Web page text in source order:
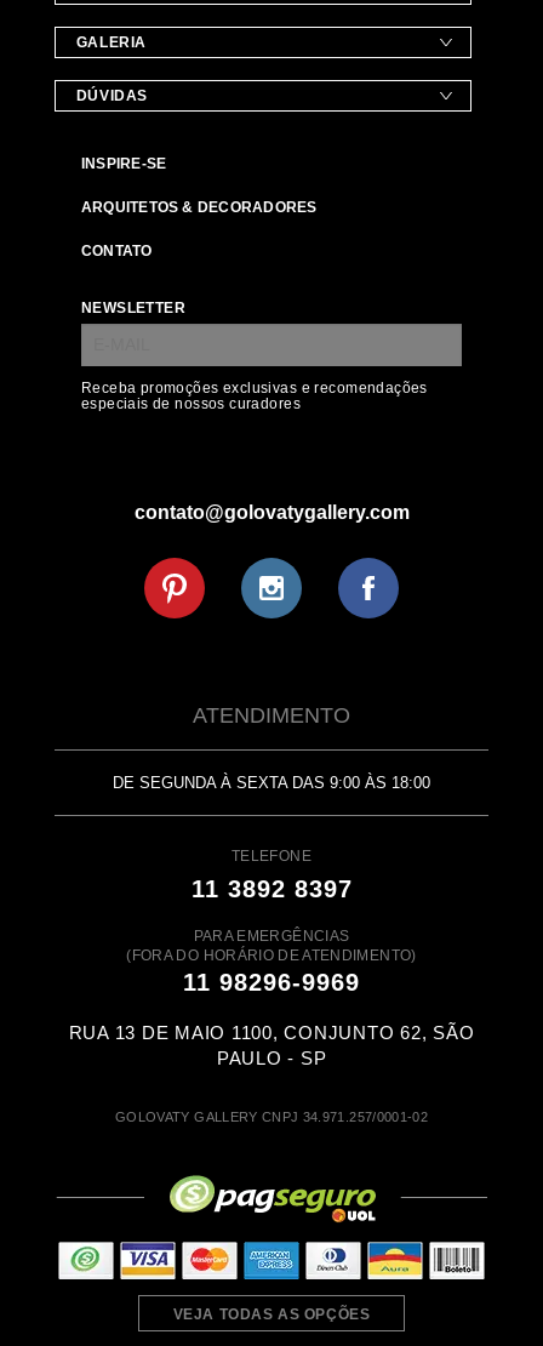
GALERIA
DÚVIDAS
INSPIRE-SE
ARQUITETOS & DECORADORES
CONTATO
NEWSLETTER
Receba promoções exclusivas e recomendações
especiais de nossos curadores
contato@golovatygallery.com
ATENDIMENTO
DE SEGUNDA À SEXTA DAS 9:00 ÀS 18:00
TELEFONE
11 3892 8397
PARA EMERGÊNCIAS
(FORA DO HORÁRIO DE ATENDIMENTO)
11 98296-9969
RUA 13 DE MAIO 1100, CONJUNTO 62, SÃO
PAULO - SP
GOLOVATY GALLERY CNPJ 34.971.257/0001-02
VEJA TODAS AS OPÇÕES